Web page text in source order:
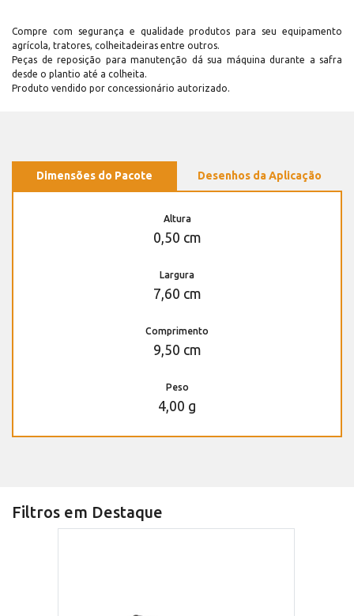
Compre com segurança e qualidade produtos para seu equipamento
agrícola, tratores, colheitadeiras entre outros.
Peças de reposição para manutenção dá sua máquina durante a safra
desde o plantio até a colheita.
Produto vendido por concessionário autorizado.
Dimensões do Pacote Desenhos da Aplicação
Altura
0,50 cm
Largura
7,60 cm
Comprimento
9,50 cm
Peso
4,00 g
Filtros em Destaque